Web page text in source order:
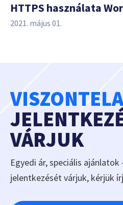
HTTPS használata
2021. május 01.
VÁRJUK
Egyedi ár, speciális
jelentkezését várjuk, kérjük